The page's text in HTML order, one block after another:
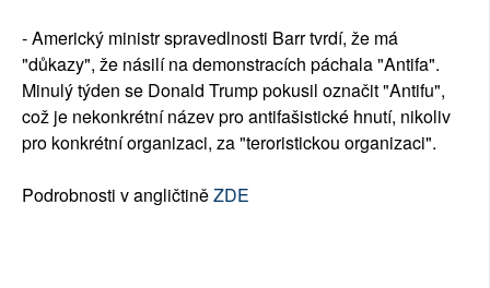
- Americký ministr spravedlnosti Barr tvrdí, že má
"důkazy", že násilí na demonstracích páchala "Antifa".
Minulý týden se Donald Trump pokusil označit "Antifu",
což je nekonkrétní název pro antifašistické hnutí, nikoliv
pro konkrétní organizaci, za "teroristickou organizaci".
Podrobnosti v angličtiněZDE